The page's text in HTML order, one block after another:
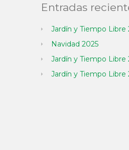
Entradas
Jardín y Tiempo Libre
Navidad 2025
Jardín y Tiempo Libre
Jardín y Tiempo Libre